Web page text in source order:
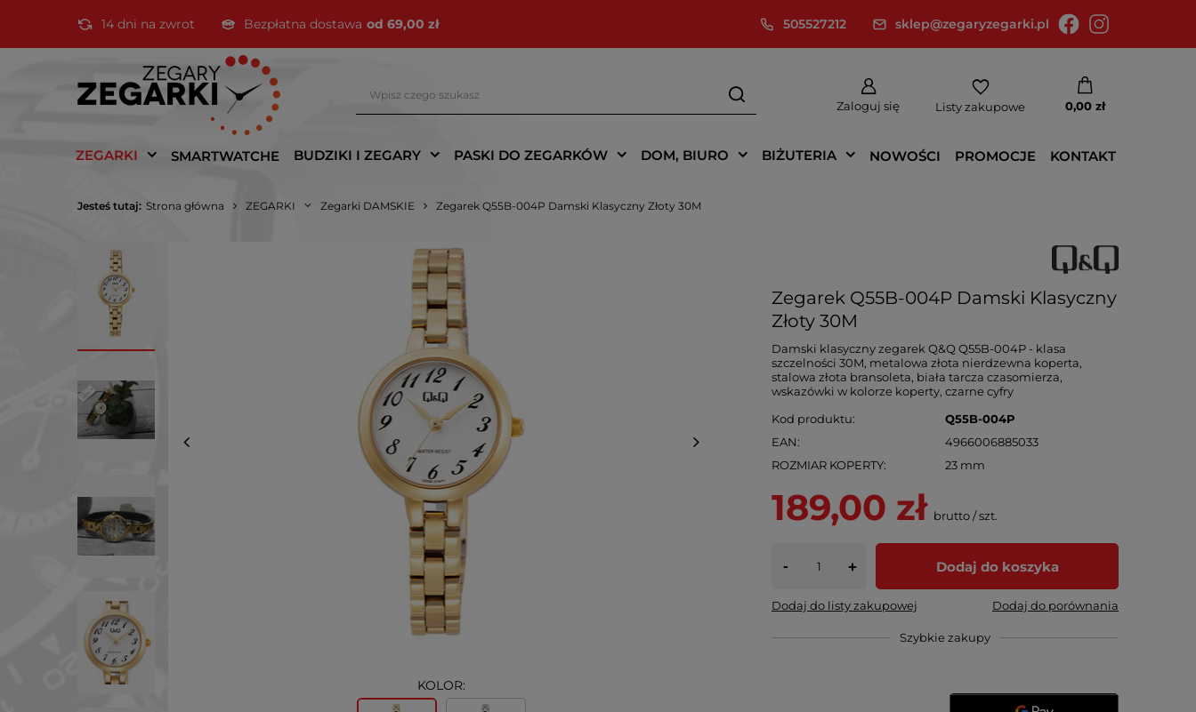
14 dni na zwrot Bezpłatna dostawa od 69,00 zł 505527212 sklep@zegaryzegarki.pl
Zaloguj się Listy zakupowe 0,00 zł
ZEGARKI SMARTWATCHE BUDZIKI I ZEGARY PASKI DO ZEGARKÓW DOM, BIURO BIŻUTERIA NOWOŚCI PROMOCJE KONTAKT
Jesteś tutaj: Strona główna ZEGARKI Zegarki DAMSKIE Zegarek Q55B-004P Damski Klasyczny Złoty 30M
KOLOR:
Zegarek Q55B-004P Damski Klasyczny
Złoty 30M
Damski klasyczny zegarek Q&Q Q55B-004P - klasa
szczelności 30M, metalowa złota nierdzewna koperta,
stalowa złota bransoleta, biała tarcza czasomierza,
wskazówki w kolorze koperty, czarne cyfry
Kod produktu
Q55B-004P
EAN
4966006885033
ROZMIAR KOPERTY
23 mm
189,00 zł brutto/szt.
- + Dodaj do koszyka
Dodaj do listy zakupowej Dodaj do porównania
Szybkie zakupy